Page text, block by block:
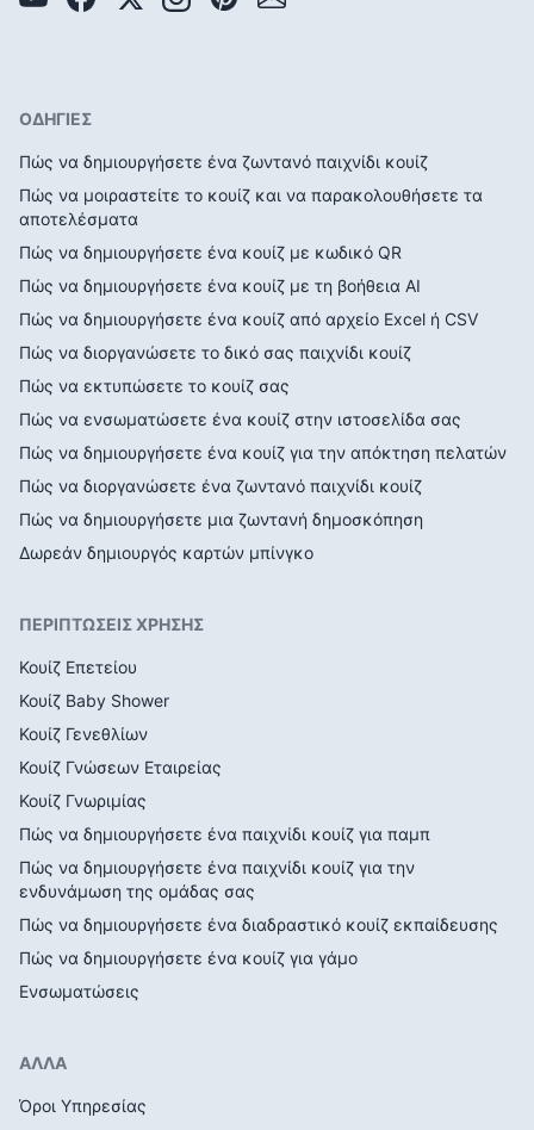
ΟΔΗΓΙΕΣ
Πώς να δημιουργήσετε ένα ζωντανό παιχνίδι κουίζ
Πώς να μοιραστείτε το κουίζ και να παρακολουθήσετε τα
αποτελέσματα
Πώς να δημιουργήσετε ένα κουίζ με κωδικό QR
Πώς να δημιουργήσετε ένα κουίζ με τη βοήθεια AI
Πώς να δημιουργήσετε ένα κουίζ από αρχείο Excel ή CSV
Πώς να διοργανώσετε το δικό σας παιχνίδι κουίζ
Πώς να εκτυπώσετε το κουίζ σας
Πώς να ενσωματώσετε ένα κουίζ στην ιστοσελίδα σας
Πώς να δημιουργήσετε ένα κουίζ για την απόκτηση πελατών
Πώς να διοργανώσετε ένα ζωντανό παιχνίδι κουίζ
Πώς να δημιουργήσετε μια ζωντανή δημοσκόπηση
Δωρεάν δημιουργός καρτών μπίνγκο
ΠΕΡΙΠΤΩΣΕΙΣ ΧΡΗΣΗΣ
Κουίζ Επετείου
Κουίζ Baby Shower
Κουίζ Γενεθλίων
Κουίζ Γνώσεων Εταιρείας
Κουίζ Γνωριμίας
Πώς να δημιουργήσετε ένα παιχνίδι κουίζ για παμπ
Πώς να δημιουργήσετε ένα παιχνίδι κουίζ για την
ενδυνάμωση της ομάδας σας
Πώς να δημιουργήσετε ένα διαδραστικό κουίζ εκπαίδευσης
Πώς να δημιουργήσετε ένα κουίζ για γάμο
Ενσωματώσεις
ΑΛΛΑ
Όροι Υπηρεσίας